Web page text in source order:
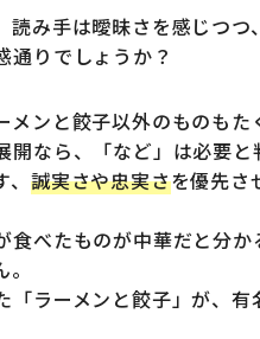
読み手は曖昧さを感じつ
通りでしょうか？
メンと餃子以外のものも
開なら、「など」は必要と
誠実さや忠実さを優先さ
食べたものが中華だと分
「ラーメンと餃子」が、